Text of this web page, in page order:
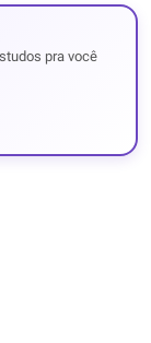
pra você